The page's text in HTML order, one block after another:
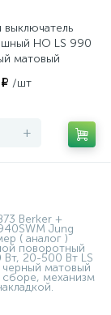
выключатель
НО LS 990
матовый
/шт
+